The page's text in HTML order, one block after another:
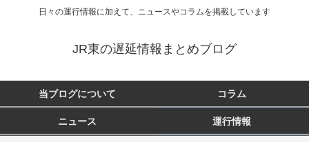
日々の運行情報に加えて、ニュースやコラムを掲載しています
JR東の遅延情報まとめブログ
当ブログについて コラム
ニュース 運行情報